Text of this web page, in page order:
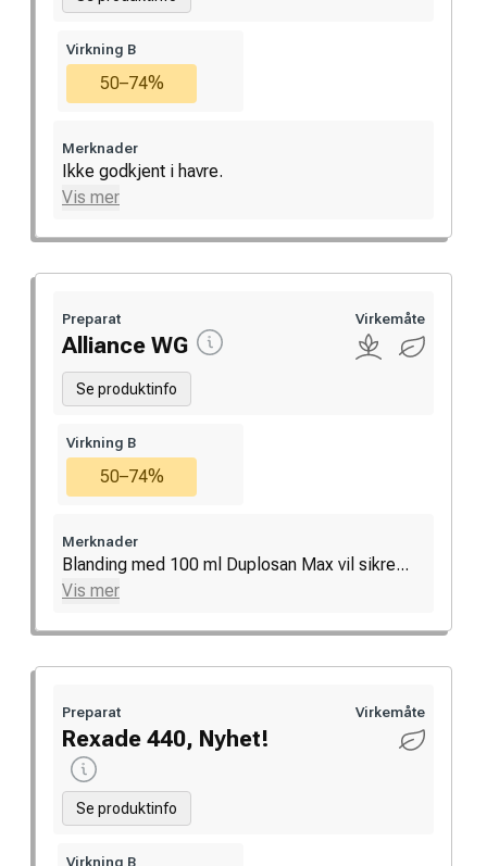
Virkning B
50–74%
Merknader
Ikke godkjent i havre.
Vis mer
Preparat
Alliance WG
Se produktinfo
Virkemåte
Virkning B
50–74%
Merknader
Blanding med 100 ml Duplosan Max vil sikre...
Vis mer
Preparat
Rexade 440, Nyhet!
Se produktinfo
Virkemåte
Virkning B